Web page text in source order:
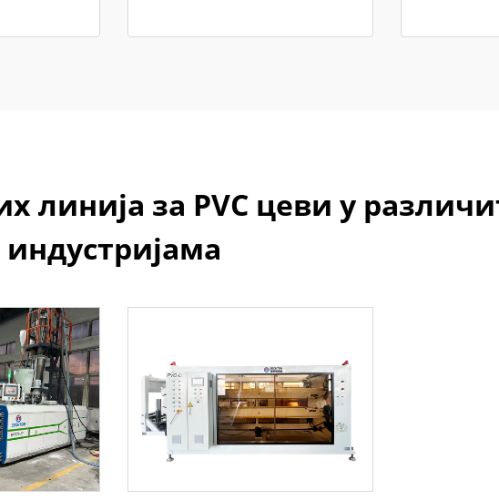
линија за PVC цеви у
индустријама